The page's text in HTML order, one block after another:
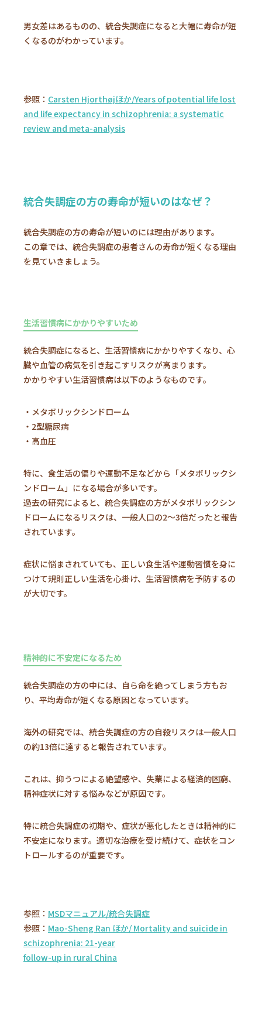
男女差はあるものの、統合失調症になると大幅に寿命が短
くなるのがわかっています。
参照： Carsten Hjorthøjほか/Years of potential life lost
and life expectancy in schizophrenia: a systematic
review and meta-analysis
統合失調症の方の寿命が短いのはなぜ？
統合失調症の方の寿命が短いのには理由があります。
この章では、統合失調症の患者さんの寿命が短くなる理由
を見ていきましょう。
生活習慣病にかかりやすいため
統合失調症になると、生活習慣病にかかりやすくなり、心
臓や血管の病気を引き起こすリスクが高まります。
かかりやすい生活習慣病は以下のようなものです。
・メタボリックシンドローム
・2型糖尿病
・高血圧
特に、食生活の偏りや運動不足などから「メタボリックシ
ンドローム」になる場合が多いです。
過去の研究によると、統合失調症の方がメタボリックシン
ドロームになるリスクは、一般人口の2～3倍だったと報告
されています。
症状に悩まされていても、正しい食生活や運動習慣を身に
つけて規則正しい生活を心掛け、生活習慣病を予防するの
が大切です。
精神的に不安定になるため
統合失調症の方の中には、自ら命を絶ってしまう方もお
り、平均寿命が短くなる原因となっています。
海外の研究では、統合失調症の方の自殺リスクは一般人口
の約13倍に達すると報告されています。
これは、抑うつによる絶望感や、失業による経済的困窮、
精神症状に対する悩みなどが原因です。
特に統合失調症の初期や、症状が悪化したときは精神的に
不安定になります。適切な治療を受け続けて、症状をコン
トロールするのが重要です。
参照： MSDマニュアル/統合失調症
参照： Mao-Sheng Ran ほか/ Mortality and suicide in
schizophrenia: 21-year
follow-up in rural China